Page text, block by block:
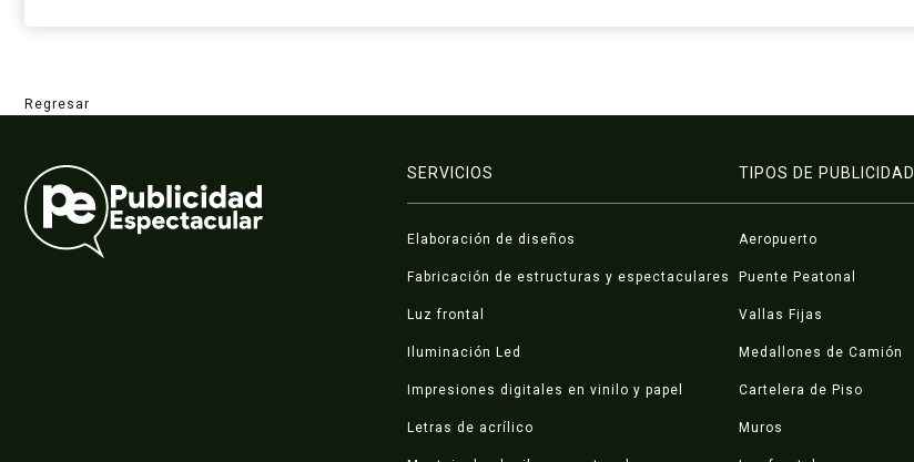
Regresar
SERVICIOS
Elaboración de diseños
Fabricación de estructuras y espectaculares
Luz frontal
Iluminación Led
Impresiones digitales en vinilo y papel
Letras de acrílico
TIPOS DE PUBLICIDAD
Aeropuerto
Puente Peatonal
Vallas Fijas
Medallones de Camión
Cartelera de Piso
Muros